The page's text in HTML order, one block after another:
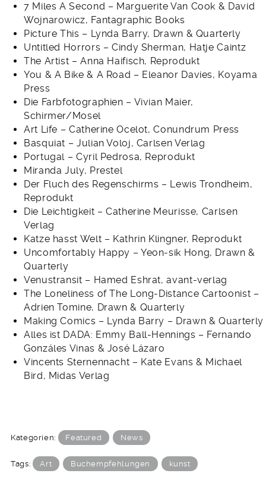
7 Miles A Second – Marguerite Van Cook & David
Wojnarowicz, Fantagraphic Books
Picture This – Lynda Barry, Drawn & Quarterly
Untitled Horrors – Cindy Sherman, Hatje Caintz
The Artist – Anna Haifisch, Reprodukt
You & A Bike & A Road – Eleanor Davies, Koyama
Press
Die Farbfotographien – Vivian Maier,
Schirmer/Mosel
Art Life – Catherine Ocelot, Conundrum Press
Basquiat – Julian Voloj, Carlsen Verlag
Portugal – Cyril Pedrosa, Reprodukt
Miranda July, Prestel
Der Fluch des Regenschirms – Lewis Trondheim,
Reprodukt
Die Leichtigkeit – Catherine Meurisse, Carlsen
Verlag
Katze hasst Welt – Kathrin Klingner, Reprodukt
Uncomfortably Happy – Yeon-sik Hong, Drawn &
Quarterly
Venustransit – Hamed Eshrat, avant-verlag
The Loneliness of The Long-Distance Cartoonist –
Adrien Tomine, Drawn & Quarterly
Making Comics – Lynda Barry – Drawn & Quarterly
Alles ist DADA: Emmy Ball-Hennings – Fernando
Gonzáles Vinas & José Lázaro
Vincents Sternennacht – Kate Evans & Michael
Bird, Midas Verlag
Kategorien: Featured News
Tags: Art Buchempfehlungen kunst